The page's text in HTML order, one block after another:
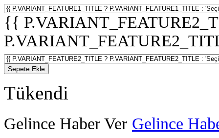
{{
Sepete Ekle
Tükendi
Gelince Haber Ver Gelince